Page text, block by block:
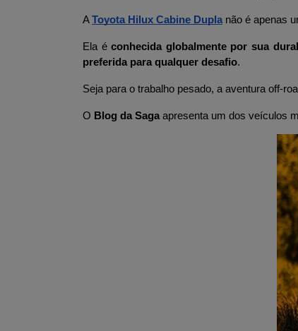
A Toyota Hilux Cabine Dupla não é apenas
Ela é conhecida globalmente por sua
preferida para qualquer desafio.
Seja para o trabalho pesado, a aventura off-
O Blog da Saga apresenta um dos veículos